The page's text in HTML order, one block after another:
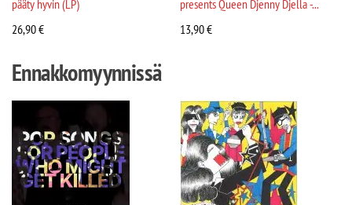
pääty hyvin (LP)
26,90€
presents Queen Djenny Djella -...
13,90€
Ennakkomyynnissä